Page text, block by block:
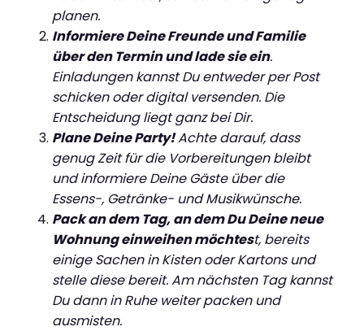
planen.
Informiere Deine Freunde und Familie
über den Termin und lade sie ein.
Einladungen kannst Du entweder per Post
schicken oder digital versenden. Die
Entscheidung liegt ganz bei Dir.
Plane Deine Party!Achte darauf, dass
genug Zeit für die Vorbereitungen bleibt
und informiere Deine Gäste über die
Essens-, Getränke- und Musikwünsche.
Pack an dem Tag, an dem Du Deine neue
Wohnung einweihen möchtest, bereits
einige Sachen in Kisten oder Kartons und
stelle diese bereit. Am nächsten Tag kannst
Du dann in Ruhe weiter packen und
ausmisten.